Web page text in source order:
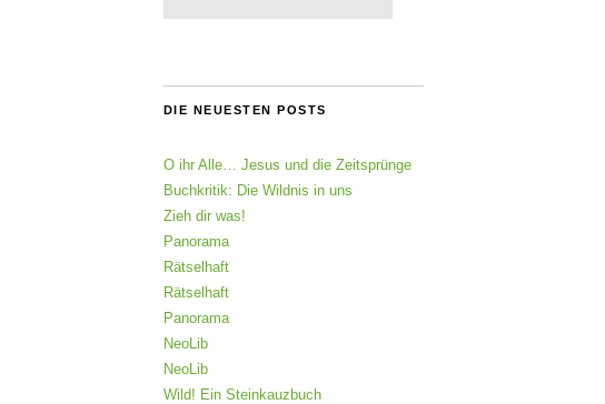
DIE NEUESTEN POSTS
O ihr Alle… Jesus und die Zeitsprünge
Buchkritik: Die Wildnis in uns
Zieh dir was!
Panorama
Rätselhaft
Rätselhaft
Panorama
NeoLib
NeoLib
Wild! Ein Steinkauzbuch